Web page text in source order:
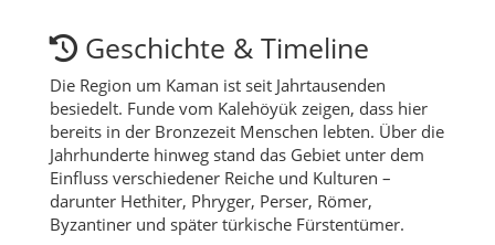
Geschichte & Timeline
Die Region um Kaman ist seit Jahrtausenden
besiedelt. Funde vom Kalehöyük zeigen, dass hier
bereits in der Bronzezeit Menschen lebten. Über die
Jahrhunderte hinweg stand das Gebiet unter dem
Einfluss verschiedener Reiche und Kulturen –
darunter Hethiter, Phryger, Perser, Römer,
Byzantiner und später türkische Fürstentümer.